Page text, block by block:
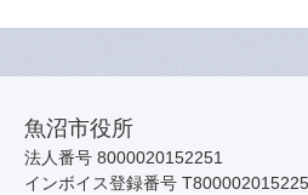
魚沼市役所
法人番号 8000020152251
インボイス登録番号